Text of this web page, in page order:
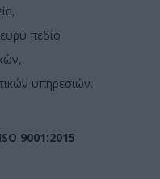
πεδίο
υπηρεσιών.
ISO 9001:2015